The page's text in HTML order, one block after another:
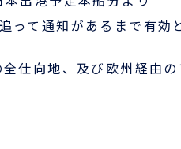
があるまで有効と
仕向地、及び欧州経由の